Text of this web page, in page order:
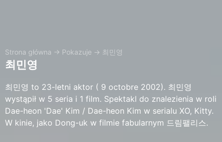
Strona główna → Pokazuje → 최민영
최민영
최민영 to 23-letni aktor ( 9 octobre 2002). 최민영
wystąpił w 5 seria i 1 film. Spektakl do znalezienia w roli
Dae-heon 'Dae' Kim / Dae-heon Kim w serialu XO, Kitty.
W kinie, jako Dong-uk w filmie fabularnym 드림팰리스.